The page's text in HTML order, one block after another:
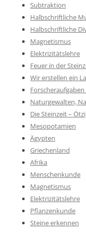
Subtraktion
Halbschriftliche
Halbschriftliche
Magnetismus
Elektrizitätslehre
Feuer in der
Wir erstellen ein
Naturgewalten,
Die Steinzeit –
Mesopotamien
Ägypten
Griechenland
Afrika
Menschenkunde
Magnetismus
Elektrizitätslehre
Pflanzenkunde
Steine erkennen